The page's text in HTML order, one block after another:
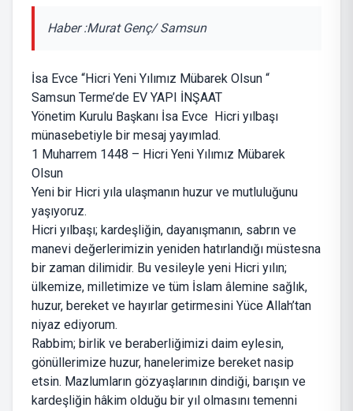
Haber :Murat Genç/ Samsun
İsa Evce “Hicri Yeni Yılımız Mübarek Olsun “​​​​
Samsun Terme’de EV YAPI İNŞAAT
Yönetim Kurulu Başkanı İsa Evce Hicri yılbaşı
münasebetiyle bir mesaj yayımlad.
1 Muharrem 1448 – Hicri Yeni Yılımız Mübarek
Olsun
Yeni bir Hicri yıla ulaşmanın huzur ve mutluluğunu
yaşıyoruz.
Hicri yılbaşı; kardeşliğin, dayanışmanın, sabrın ve
manevi değerlerimizin yeniden hatırlandığı müstesna
bir zaman dilimidir. Bu vesileyle yeni Hicri yılın;
ülkemize, milletimize ve tüm İslam âlemine sağlık,
huzur, bereket ve hayırlar getirmesini Yüce Allah’tan
niyaz ediyorum.
Rabbim; birlik ve beraberliğimizi daim eylesin,
gönüllerimize huzur, hanelerimize bereket nasip
etsin. Mazlumların gözyaşlarının dindiği, barışın ve
kardeşliğin hâkim olduğu bir yıl olmasını temenni